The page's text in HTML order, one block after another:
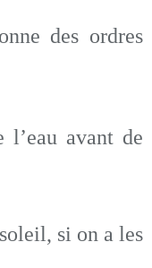
des ordres
l’eau avant de
si on a les